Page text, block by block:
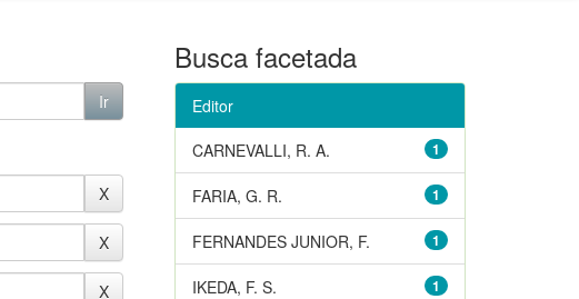
Busca facetada
Editor
1
CARNEVALLI, R. A.
1
FARIA, G. R.
1
FERNANDES JUNIOR, F.
1
IKEDA, F. S.